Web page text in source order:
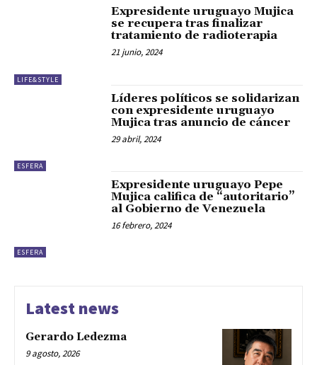
LIFE&STYLE
Expresidente uruguayo Mujica
se recupera tras finalizar
tratamiento de radioterapia
21 junio, 2024
ESFERA
Líderes políticos se solidarizan
con expresidente uruguayo
Mujica tras anuncio de cáncer
29 abril, 2024
ESFERA
Expresidente uruguayo Pepe
Mujica califica de “autoritario”
al Gobierno de Venezuela
16 febrero, 2024
Latest news
Gerardo Ledezma
9 agosto, 2026